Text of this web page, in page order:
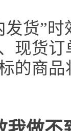
发货”
现货
的商